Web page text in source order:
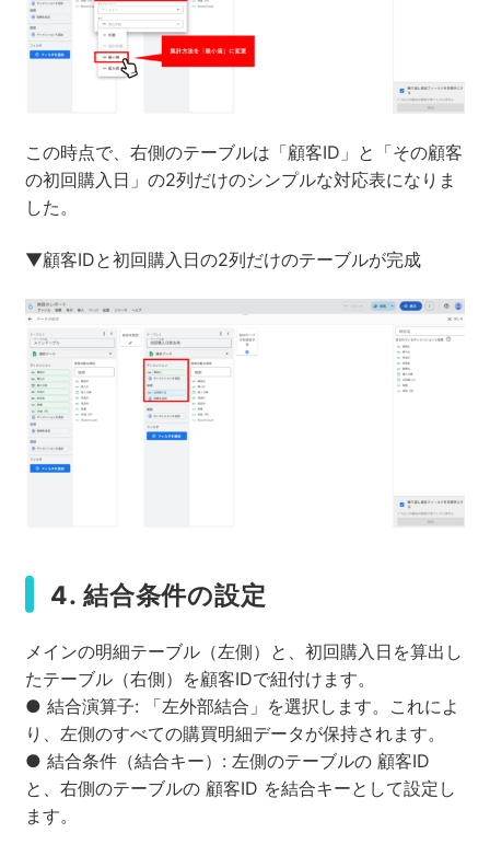
この時点で、右側のテーブルは「顧客ID」と「その顧客
の初回購入日」の2列だけのシンプルな対応表になりま
した。
▼顧客IDと初回購入日の2列だけのテーブルが完成
4. 結合条件の設定
メインの明細テーブル（左側）と、初回購入日を算出し
たテーブル（右側）を顧客IDで紐付けます。
● 結合演算子: 「左外部結合」を選択します。これによ
り、左側のすべての購買明細データが保持されます。
● 結合条件（結合キー）: 左側のテーブルの 顧客ID
と、右側のテーブルの 顧客ID を結合キーとして設定し
ます。